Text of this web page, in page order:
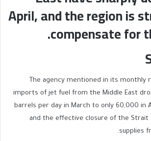
April, and the region is
compensate for
.
The agency mentioned in its monthly
imports of jet fuel from the Middle East
barrels per day in March to only 60,000 in
and the effective closure of the Strait
supplies